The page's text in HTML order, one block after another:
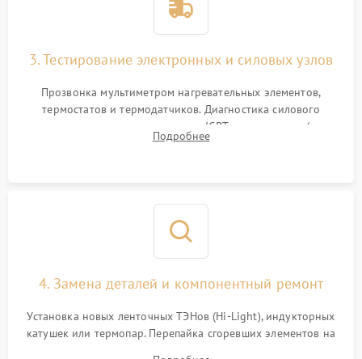
3. Тестирование электронных и силовых узлов
Прозвонка мультиметром нагревательных элементов,
термостатов и термодатчиков. Диагностика силового
модуля, реле, диодных мостов и IGBT-транзисторов (для
индукции). Проверка кранов и газ-контроля (для газовых
Подробнее
4. Замена деталей и компонентный ремонт
Установка новых ленточных ТЭНов (Hi-Light), индукторных
катушек или термопар. Перепайка сгоревших элементов на